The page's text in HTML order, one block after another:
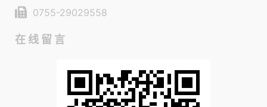
0755-29029558
在线留言